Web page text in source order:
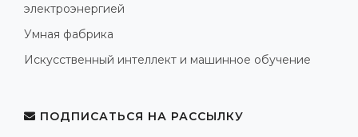
электроэнергией
Умная фабрика
Искусственный интеллект и машинное обучение
ПОДПИСАТЬСЯ НА РАССЫЛКУ